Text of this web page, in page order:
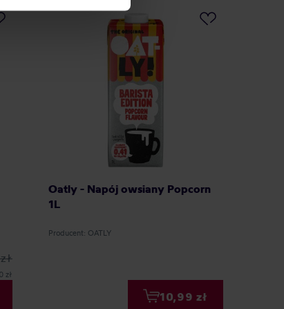
zł
Oatly - Napój owsiany Popcorn
1L
Producent: OATLY
10,99 zł